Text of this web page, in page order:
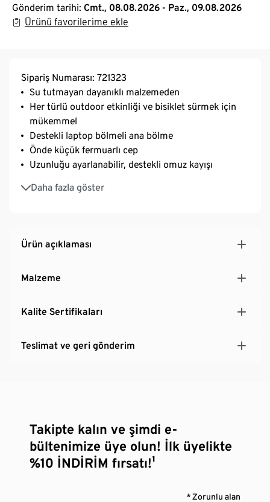
Gönderim tarihi: Cmt., 08.08.2026 - Paz., 09.08.2026
Ürünü favorilerime ekle
Sipariş Numarası: 721323
Su tutmayan dayanıklı malzemeden
Her türlü outdoor etkinliği ve bisiklet sürmek için
mükemmel
Destekli laptop bölmeli ana bölme
Önde küçük fermuarlı cep
Uzunluğu ayarlanabilir, destekli omuz kayışı
Daha fazla göster
Kapasitesi yakl. 8 l
Ürün açıklaması
Malzeme
Kalite Sertifikaları
Teslimat ve geri gönderim
Takipte kalın ve şimdi e-
bültenimize üye olun! İlk üyelikte
%10 İNDİRİM fırsatı!¹
* Zorunlu alan